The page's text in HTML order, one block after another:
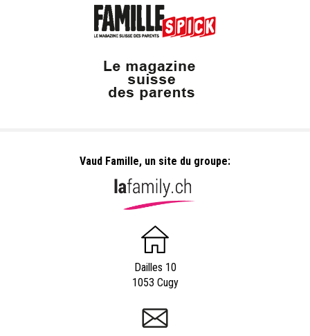
Vaud Famille, un site du groupe:
Dailles 10
1053 Cugy